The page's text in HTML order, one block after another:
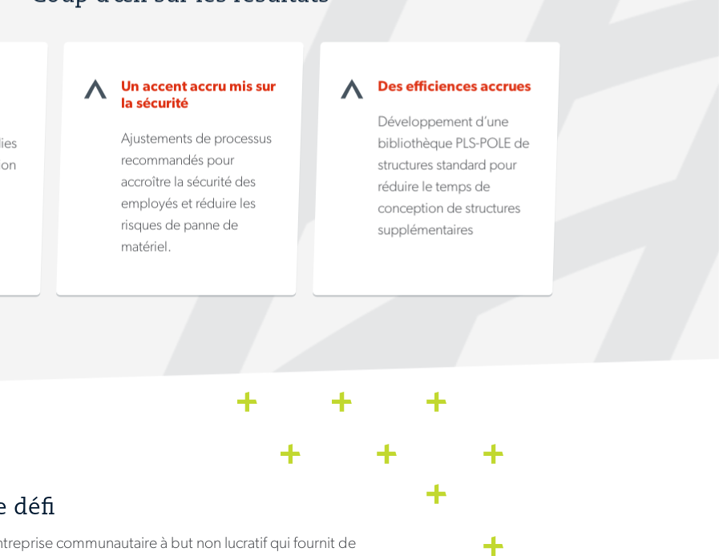
Un accent accru mis sur
la sécurité
Ajustements de processus
recommandés pour
accroître la sécurité des
employés et réduire les
risques de panne de
matériel.
Des efficiences accrues
Développement d’une
bibliothèque PLS-POLE de
structures standard pour
réduire le temps de
conception de structures
supplémentaires
défi
communautaire à but non lucratif qui fournit de